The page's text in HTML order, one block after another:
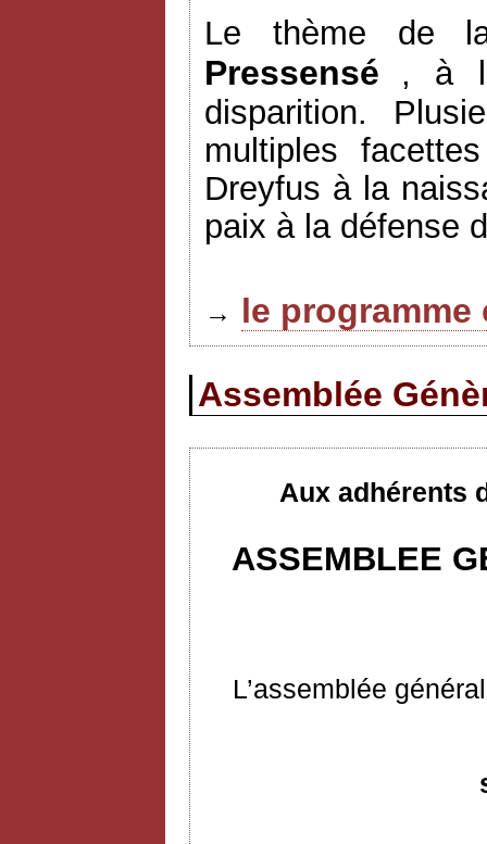
Le thème de
Pressensé
, à
disparition.
multiples
Dreyfus à la
paix à la défense
→ le programme
Assemblée
Aux adhérents
ASSEMBLEE
L’assemblée